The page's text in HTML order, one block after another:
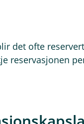
det ofte
reservasjonen